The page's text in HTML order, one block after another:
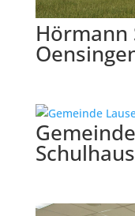
Hörmann